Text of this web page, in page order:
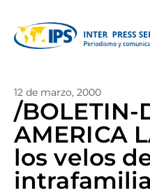
12 de marzo, 2000
/BOLETIN-
AMERICA
los velos